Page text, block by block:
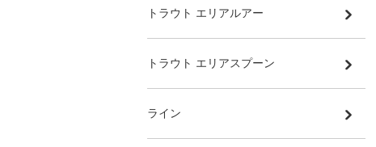
トラウト エリアルアー
トラウト エリアスプーン
ライン